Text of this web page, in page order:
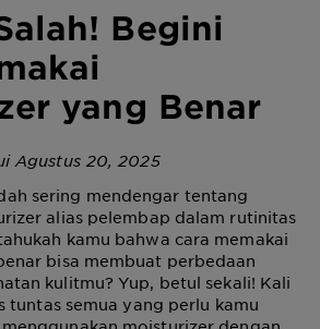
Begini
yang Benar
Agustus 20, 2025
sering mendengar tentang
alias pelembap dalam rutinitas
kamu bahwa cara memakai
bisa membuat perbedaan
kulitmu? Yup, betul sekali! Kali
tuntas semua yang perlu kamu